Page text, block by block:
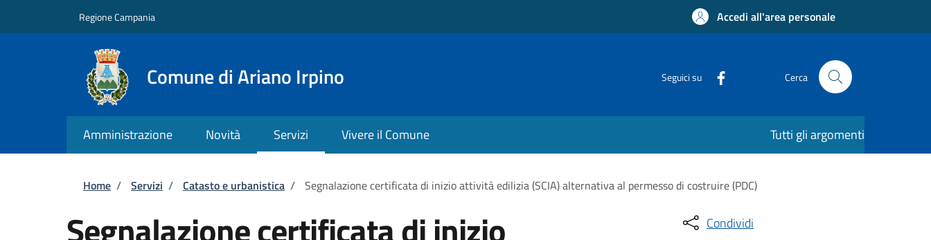
Regione Campania Accedi all'area personale
Comune di Ariano Irpino Seguici su Cerca
Amministrazione Novità Servizi Vivere il Comune Tutti gli argomenti
Briciole di pane
Home / Servizi / Catasto e urbanistica / Segnalazione certificata di inizio attività edilizia (SCIA) alternativa al permesso di costruire (PDC)
Condividi